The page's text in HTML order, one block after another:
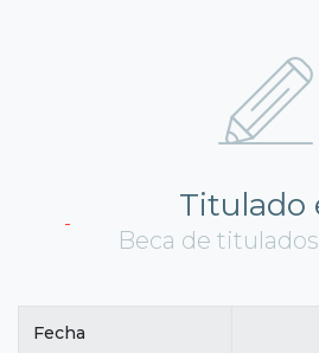
Titulado
Beca de
Fecha